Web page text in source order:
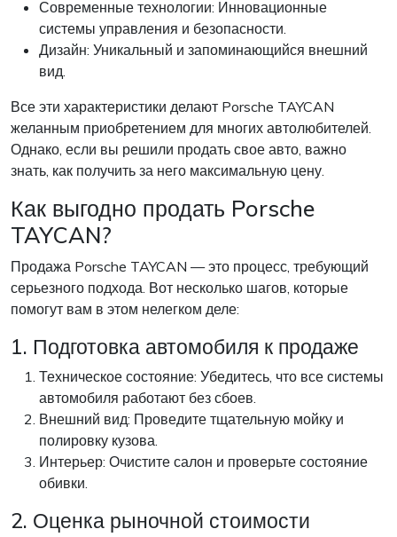
Современные технологии: Инновационные
системы управления и безопасности.
Дизайн: Уникальный и запоминающийся внешний
вид.
Все эти характеристики делают Porsche TAYCAN
желанным приобретением для многих автолюбителей.
Однако, если вы решили продать свое авто, важно
знать, как получить за него максимальную цену.
Как выгодно продать Porsche
TAYCAN?
Продажа Porsche TAYCAN — это процесс, требующий
серьезного подхода. Вот несколько шагов, которые
помогут вам в этом нелегком деле:
1. Подготовка автомобиля к продаже
Техническое состояние: Убедитесь, что все системы
автомобиля работают без сбоев.
Внешний вид: Проведите тщательную мойку и
полировку кузова.
Интерьер: Очистите салон и проверьте состояние
обивки.
2. Оценка рыночной стоимости